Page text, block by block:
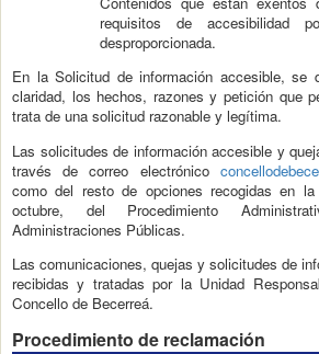
requisitos de accesibilidad
desproporcionada.
En la Solicitud de información accesible, se
claridad, los hechos, razones y petición que
trata de una solicitud razonable y legítima.
Las solicitudes de información accesible y
través de correo electrónico
como del resto de opciones recogidas en
octubre, del Procedimiento
Administraciones Públicas.
Las comunicaciones, quejas y solicitudes de
recibidas y tratadas por la Unidad
Concello de Becerreá.
Procedimiento de reclamación